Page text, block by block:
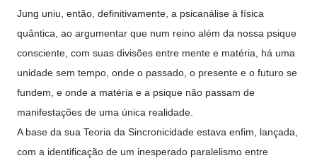
Jung uniu, então, definitivamente, a psicanálise à física
quântica, ao argumentar que num reino além da nossa psique
consciente, com suas divisões entre mente e matéria, há uma
unidade sem tempo, onde o passado, o presente e o futuro se
fundem, e onde a matéria e a psique não passam de
manifestações de uma única realidade.
A base da sua Teoria da Sincronicidade estava enfim, lançada,
com a identificação de um inesperado paralelismo entre